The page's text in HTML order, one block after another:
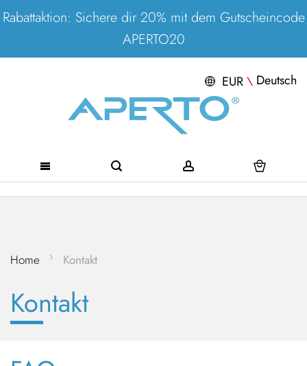
Rabattaktion: Sichere dir 20% mit dem Gutscheincode
APERTO20
EUR\ Deutsch
Direkt
Home Kontakt
Kontakt